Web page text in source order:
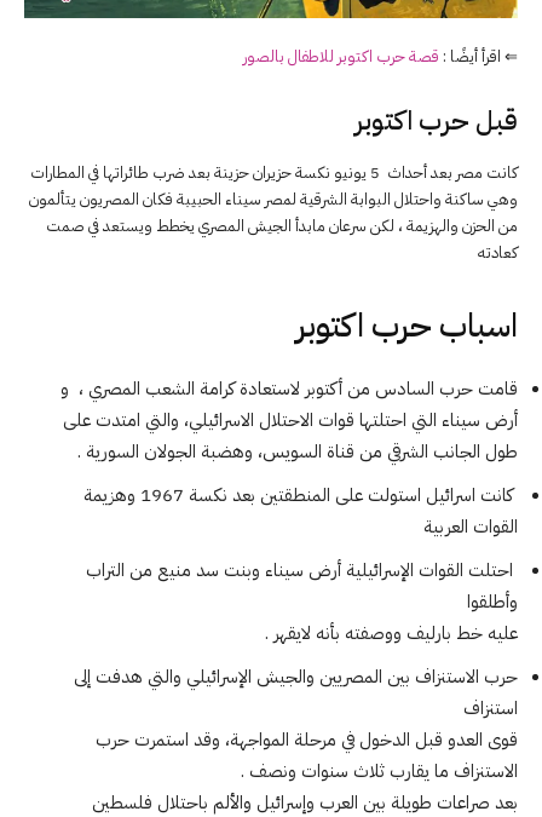
⇐ اقرأ أيضًا : قصة حرب اكتوبر للاطفال بالصور
قبل حرب اكتوبر
كانت مصر بعد أحداث 5 يونيو نكسة حزيران حزينة بعد ضرب طائراتها في المطارات
وهي ساكنة واحتلال البوابة الشرقية لمصر سيناء الحبيبة فكان المصريون يتألمون
من الحزن والهزيمة ، لكن سرعان مابدأ الجيش المصري يخطط ويستعد في صمت
كعادته
اسباب حرب اكتوبر
قامت حرب السادس من أكتوبر لاستعادة كرامة الشعب المصري ، و
أرض سيناء التي احتلتها قوات الاحتلال الاسرائيلي، والتي امتدت على
طول الجانب الشرقي من قناة السويس، وهضبة الجولان السورية .
كانت اسرائيل استولت على المنطقتين بعد نكسة 1967 وهزيمة
القوات العربية
احتلت القوات الإسرائيلية أرض سيناء وبنت سد منيع من التراب
وأطلقوا
عليه خط بارليف ووصفته بأنه لايقهر .
حرب الاستنزاف بين المصريين والجيش الإسرائيلي والتي هدفت إلى
استنزاف
قوى العدو قبل الدخول في مرحلة المواجهة، وقد استمرت حرب
الاستنزاف ما يقارب ثلاث سنوات ونصف .
بعد صراعات طويلة بين العرب وإسرائيل والألم باحتلال فلسطين